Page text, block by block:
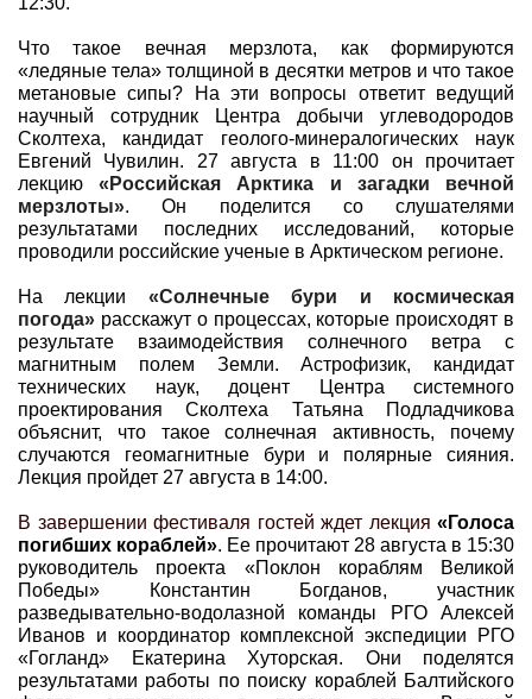
Что такое вечная мерзлота, как формируются
«ледяные тела» толщиной в десятки метров и что такое
метановые сипы? На эти вопросы ответит ведущий
научный сотрудник Центра добычи углеводородов
Сколтеха, кандидат геолого-минералогических наук
Евгений Чувилин. 27 августа в 11:00 он прочитает
лекцию«Российская Арктика и загадки вечной
мерзлоты». Он поделится со слушателями
результатами последних исследований, которые
проводили российские ученые в Арктическом регионе.
На лекции «Солнечные бури и космическая
погода» расскажут о процессах, которые происходят в
результате взаимодействия солнечного ветра с
магнитным полем Земли. Астрофизик, кандидат
технических наук, доцент Центра системного
проектирования Сколтеха Татьяна Подладчикова
объяснит, что такое солнечная активность, почему
случаются геомагнитные бури и полярные сияния.
Лекция пройдет 27 августа в 14:00.
В завершении фестиваля гостей ждет лекция «Голоса
погибших кораблей». Ее прочитают 28 августа в 15:30
руководитель проекта «Поклон кораблям Великой
Победы» Константин Богданов, участник
разведывательно-водолазной команды РГО Алексей
Иванов и координатор комплексной экспедиции РГО
«Гогланд» Екатерина Хуторская. Они поделятся
результатами работы по поиску кораблей Балтийского